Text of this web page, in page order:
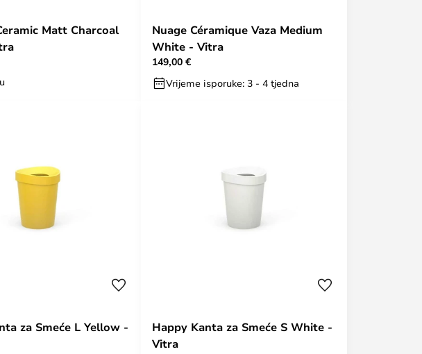
Matt Charcoal
Nuage Céramique Vaza Medium
White - Vitra
149,00 €
Vrijeme isporuke: 3 - 4 tjedna
za Smeće L Yellow -
Happy Kanta za Smeće S White -
Vitra